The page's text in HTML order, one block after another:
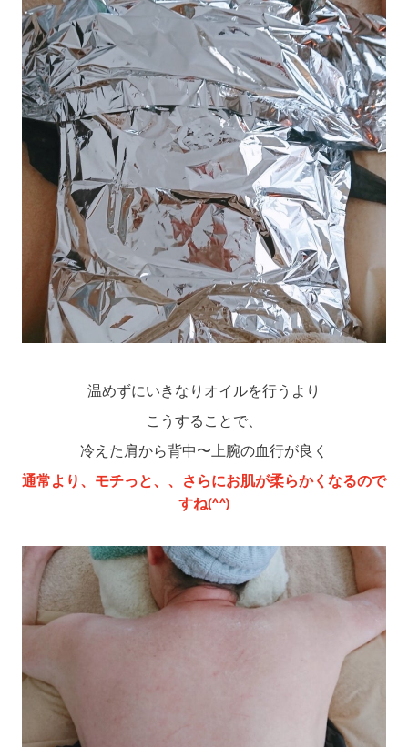
温めずにいきなりオイルを行うより
こうすることで、
冷えた肩から背中〜上腕の血行が良く
通常より、モチっと、、さらにお肌が柔らかくなるので
すね(^^)